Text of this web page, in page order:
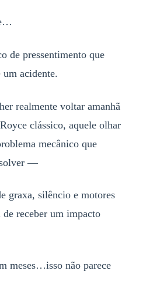
de pressentimento que
um acidente.
realmente voltar amanhã
clássico, aquele olhar
mecânico que
—
graxa, silêncio e motores
receber um impacto
meses…isso não parece